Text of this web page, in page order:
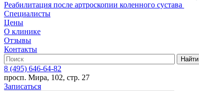
Реабилитация после артроскопии коленного сустава
Специалисты
Цены
О клинике
Отзывы
Контакты
Найти
8 (495) 646-64-82
просп. Мира, 102, стр. 27
Записаться